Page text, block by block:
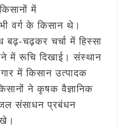
में
वर्ग के किसान थे।
बढ़-चढ़कर चर्चा में हिस्सा
में रूचि दिखाई। संस्थान
में किसान उत्पादक
ने कृषक वैज्ञानिक
संसाधन प्रबंधन